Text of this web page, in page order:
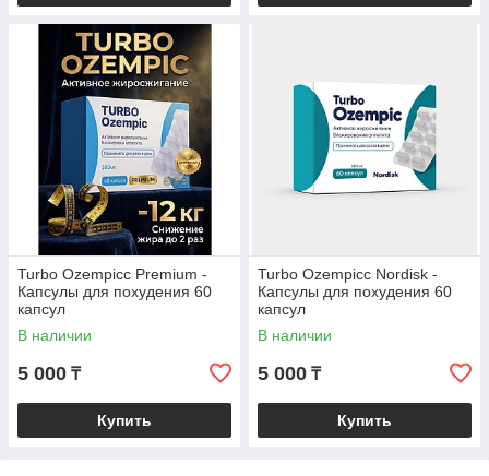
Turbo Ozempicс Premium -
Капсулы для похудения 60
капсул
В наличии
5 000 ₸
Купить
Turbo Ozempicc Nordisk -
Капсулы для похудения 60
капсул
В наличии
5 000 ₸
Купить